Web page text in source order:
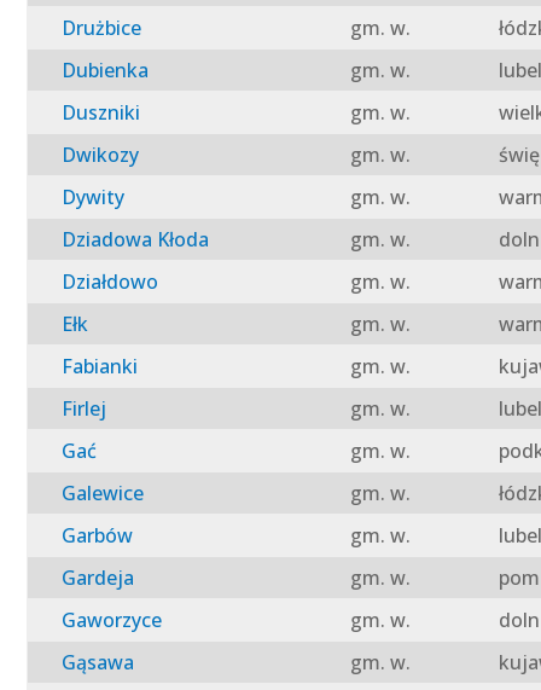
Drużbice
gm. w.
Dubienka
gm. w.
Duszniki
gm. w.
Dwikozy
gm. w.
Dywity
gm. w.
Dziadowa Kłoda
gm. w.
Działdowo
gm. w.
Ełk
gm. w.
Fabianki
gm. w.
Firlej
gm. w.
Gać
gm. w.
Galewice
gm. w.
Garbów
gm. w.
Gardeja
gm. w.
Gaworzyce
gm. w.
Gąsawa
gm. w.